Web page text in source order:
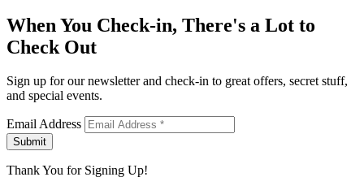
When You Check-in, There's a Lot to
Check Out
Sign up for our newsletter and check-in to great offers, secret stuff,
and special events.
Email Address
Submit
Thank You for Signing Up!